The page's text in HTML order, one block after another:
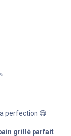
perfection 😋
grillé parfait